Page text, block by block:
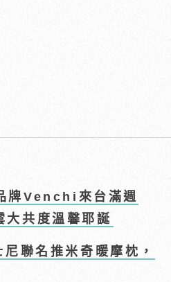
牌Venchi來台滿週
大共度溫馨耶誕
聯名推米奇暖摩枕，